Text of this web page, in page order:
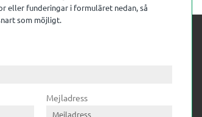
tillför vi
hela
eller funderingar i formuläret nedan, så
som möjligt.
Mejladress